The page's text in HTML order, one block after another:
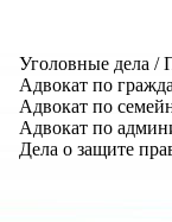
Уголовные дела /
Адвокат по
Адвокат по
Адвокат по
Дела о защите